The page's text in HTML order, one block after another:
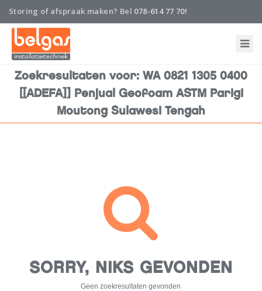
Installatie
Belgas
Contact
Storing of afspraak maken? Bel 078-614 77 70!
Zoekresultaten voor: WA 0821 1305 0400
[[ADEFA]] Penjual Geofoam ASTM Parigi
Moutong Sulawesi Tengah
SORRY, NIKS GEVONDEN
Geen zoekresultaten gevonden